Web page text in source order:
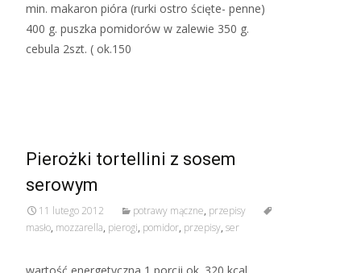
min. makaron pióra (rurki ostro ścięte- penne)
400 g. puszka pomidorów w zalewie 350 g.
cebula 2szt. ( ok.150
Pierożki tortellini z sosem
serowym
11 lutego 2012 potrawy mączne, przepisy
masło, mozzarella, pierogi, pomidor, przepisy, ser